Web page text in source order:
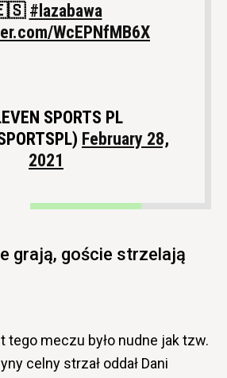
#lazabawa
WcEPNfMB6X
SPORTS PL
February 28,
2021
grają, goście strzelają
tego meczu było nudne jak tzw.
celny strzał oddał Dani